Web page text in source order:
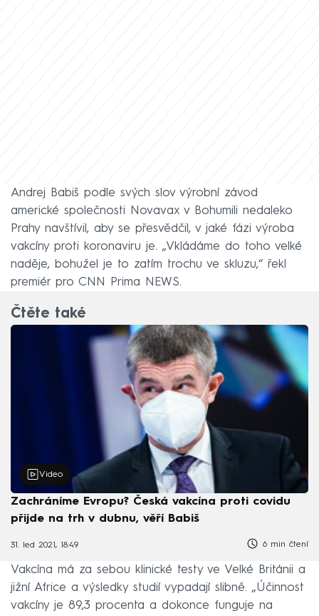
Andrej Babiš podle svých slov výrobní závod
americké společnosti Novavax v Bohumili nedaleko
Prahy navštívil, aby se přesvědčil, v jaké fázi výroba
vakcíny proti koronaviru je. „Vkládáme do toho velké
naděje, bohužel je to zatím trochu ve skluzu,“ řekl
premiér pro CNN Prima NEWS.
Čtěte také
Video
Zachráníme Evropu? Česká vakcína proti covidu
přijde na trh v dubnu, věří Babiš
31. led 2021, 18:49 6 min čtení
Vakcína má za sebou klinické testy ve Velké Británii a
jižní Africe a výsledky studií vypadají slibně. „Účinnost
vakcíny je 89,3 procenta a dokonce funguje na